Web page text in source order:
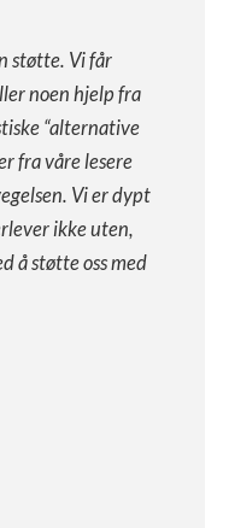
støtte. Vi får
noen hjelp fra
“alternative
fra våre lesere
Vi er dypt
ikke uten,
å støtte oss med